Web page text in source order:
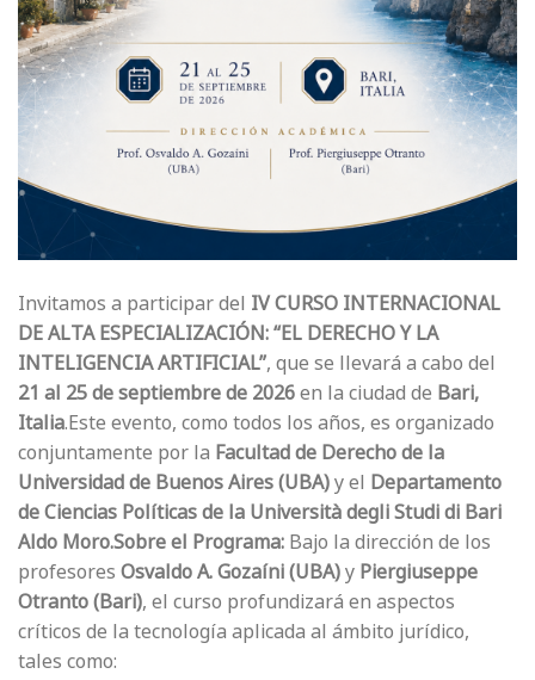
Invitamos a participar del IV CURSO INTERNACIONAL
DE ALTA ESPECIALIZACIÓN: “EL DERECHO Y LA
INTELIGENCIA ARTIFICIAL”, que se llevará a cabo del
21 al 25 de septiembre de 2026en la ciudad de Bari,
Italia.Este evento, como todos los años, es organizado
conjuntamente por la Facultad de Derecho de la
Universidad de Buenos Aires (UBA)y el Departamento
de Ciencias Políticas de la Università degli Studi di Bari
Aldo Moro.Sobre el Programa:Bajo la dirección de los
profesoresOsvaldo A. Gozaíni (UBA)yPiergiuseppe
Otranto (Bari), el curso profundizará en aspectos
críticos de la tecnología aplicada al ámbito jurídico,
tales como: